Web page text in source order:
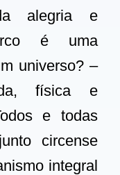
alegria e
é uma
universo? –
física e
e todas
circense
integral